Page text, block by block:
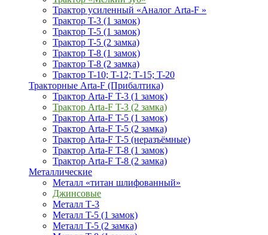
Трактор усиленный «Аналог Arta-F »
Трактор T-3 (1 замок)
Трактор T-5 (1 замок)
Трактор T-5 (2 замка)
Трактор T-8 (1 замок)
Трактор T-8 (2 замка)
Трактор T-10; T-12; Т-15; T-20
Тракторные Arta-F (Прибалтика)
Трактор Arta-F T-3 (1 замок)
Трактор Arta-F T-3 (2 замка)
Трактор Arta-F T-5 (1 замок)
Трактор Arta-F T-5 (2 замка)
Трактор Arta-F T-5 (неразъёмные)
Трактор Arta-F T-8 (1 замок)
Трактор Arta-F T-8 (2 замка)
Металлические
Металл «титан шлифованный»
Джинсовые
Металл Т-3
Металл T-5 (1 замок)
Металл T-5 (2 замка)